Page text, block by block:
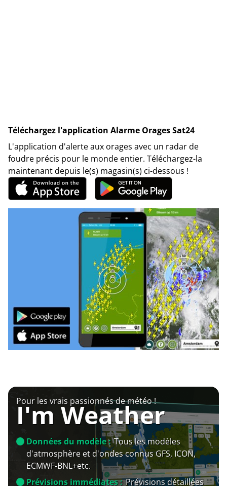
Téléchargez l'application Alarme Orages Sat24
L'application d'alerte aux orages avec un radar de
foudre précis pour le monde entier. Téléchargez-la
maintenant depuis le(s) magasin(s) ci-dessous !
Pour les vrais passionnés de météo !
I'm Weather
Données du modèle : Tous les modèles
d'atmosphère et d'ondes connus GFS, ICON,
ECMWF-BNL+etc.
Prévisions immédiates : Prévisions détaillées